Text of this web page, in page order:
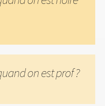
on est prof ?